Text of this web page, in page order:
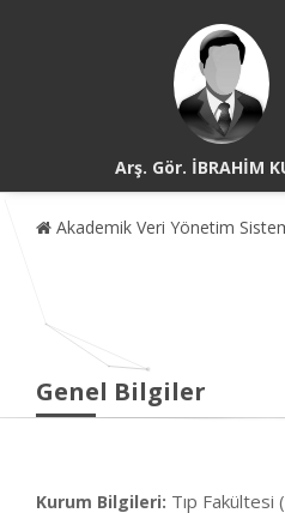
Arş. Gör. İBRAHİM
Akademik Veri Yönetim
Genel Bilgiler
Kurum Bilgileri: Tıp Fakültesi